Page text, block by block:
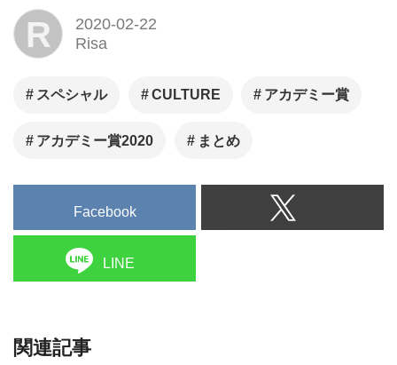
R
2020-02-22
Risa
スペシャル CULTURE アカデミー賞
アカデミー賞2020 まとめ
Facebook
LINE
関連記事